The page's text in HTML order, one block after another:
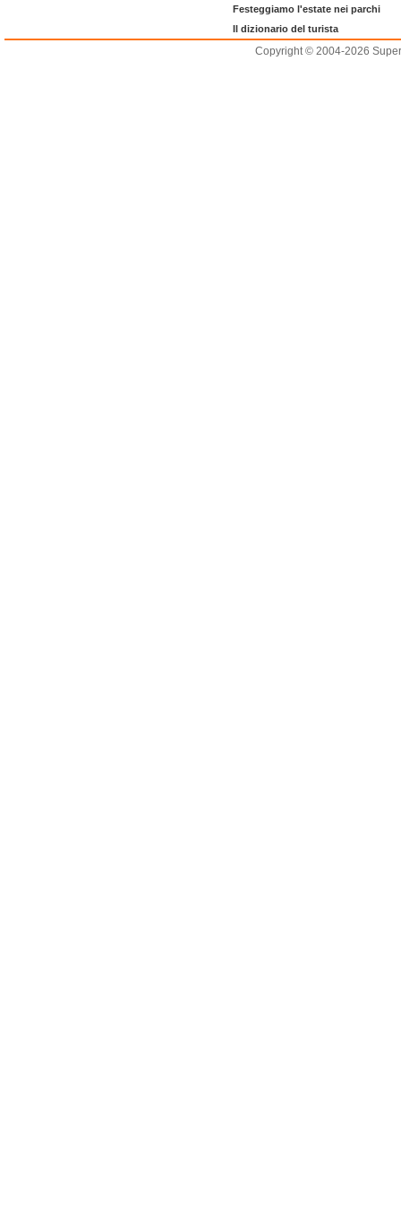
Festeggiamo l'estate nei parchi
Il dizionario del turista
Copyright © 2004-2026